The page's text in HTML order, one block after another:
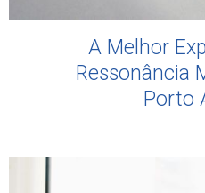
A Melhor
Ressonância
Porto